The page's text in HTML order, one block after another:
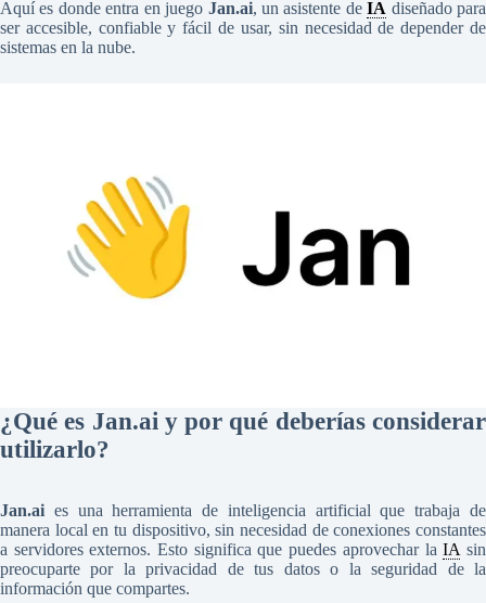
Aquí es donde entra en juego Jan.ai, un asistente deIA diseñado para
ser accesible, confiable y fácil de usar, sin necesidad de depender de
sistemas en la nube.
¿Qué es Jan.ai y por qué deberías considerar
utilizarlo?
Jan.ai es una herramienta de inteligencia artificial que trabaja de
manera local en tu dispositivo, sin necesidad de conexiones constantes
a servidores externos. Esto significa que puedes aprovechar laIA sin
preocuparte por la privacidad de tus datos o la seguridad de la
información que compartes.